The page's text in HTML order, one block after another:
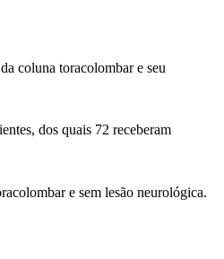
coluna toracolombar e seu
dos quais 72 receberam
e sem lesão neurológica.